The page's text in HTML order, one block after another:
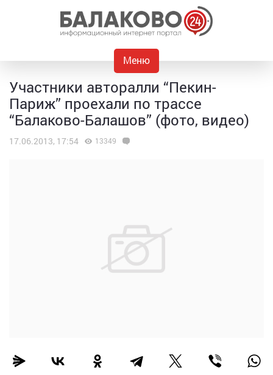
Меню
Участники авторалли “Пекин-
Париж” проехали по трассе
“Балаково-Балашов” (фото, видео)
17.06.2013, 17:54 13349